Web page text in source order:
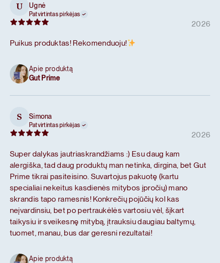
U Ugnė
Patvirtintas pirkėjas
2026
Puikus produktas! Rekomenduoju!
Apie produktą
Gut Prime
S Simona
Patvirtintas pirkėjas
2026
Super dalykas jautriaskrandžiams :) Esu daug kam
alergiška, tad daug produktų man netinka, dirgina, bet Gut
Prime tikrai pasiteisino. Suvartojus pakuotę (kartu
specialiai nekeitus kasdienės mitybos įpročių) mano
skrandis tapo ramesnis! Konkrečių pojūčių kol kas
neįvardinsiu, bet po pertraukėlės vartosiu vėl, šįkart
taikysiu ir sveikesnę mitybą, įtrauksiu daugiau baltymų,
tuomet, manau, bus dar geresni rezultatai!
Apie produktą